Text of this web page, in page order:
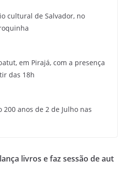
cultural de Salvador, no
em Pirajá, com a presença
das 18h
anos de 2 de Julho nas
livros e faz sessão de aut